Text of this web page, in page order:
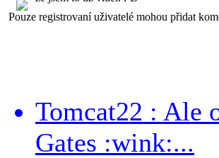
Pouze registrovaní uživatelé mohou přidat
Tomcat22 : Ale
Gates :wink:...